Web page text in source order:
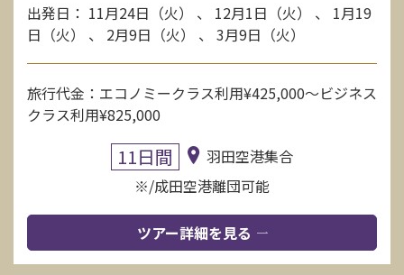
出発日： 11月24日（火） 、 12月1日（火） 、 1月19
日（火） 、 2月9日（火） 、 3月9日（火）
旅行代金：エコノミークラス利用¥425,000〜ビジネス
クラス利用¥825,000
11日間
羽田空港集合
※/成田空港離団可能
ツアー詳細を見る